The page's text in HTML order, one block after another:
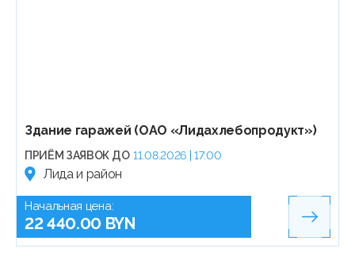
Здание гаражей (ОАО «Лидахлебопродукт»)
ПРИЁМ ЗАЯВОК ДО 11.08.2026 | 17:00
Лида и район
Начальная цена:
22 440.00 BYN